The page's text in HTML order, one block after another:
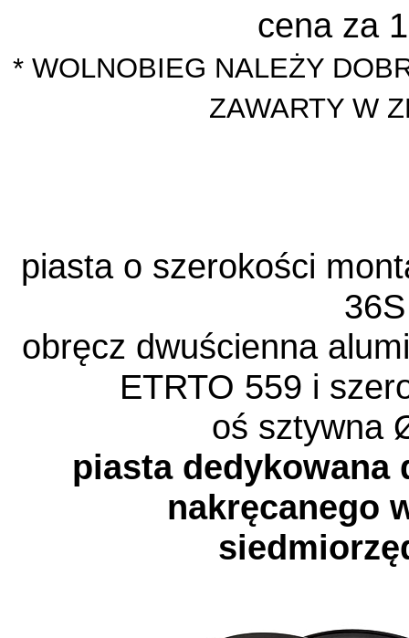
cena za
* WOLNOBIEG NALEŻY
ZAWARTY W
piasta o szerokości
36S
obręcz dwuścienna
ETRTO 559 i
oś sztywna
piasta dedykowana
nakręcanego